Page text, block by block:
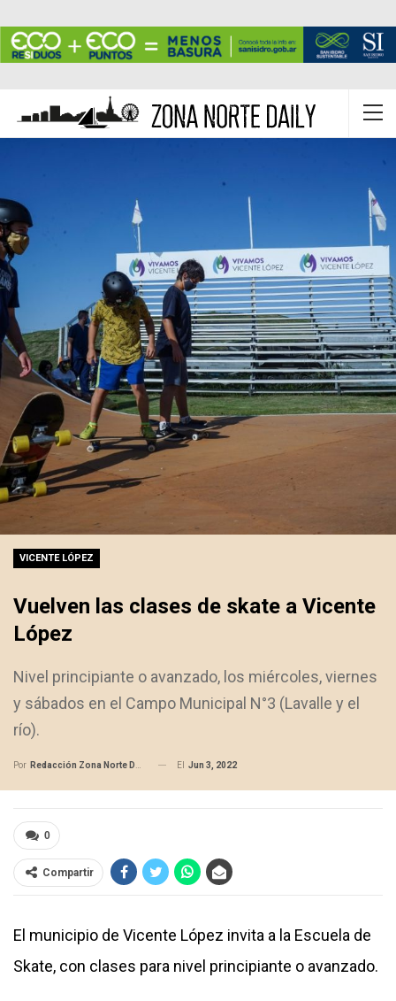
VICENTE LÓPEZ
Vuelven las clases de skate a Vicente
López
Nivel principiante o avanzado, los miércoles, viernes
y sábados en el Campo Municipal N°3 (Lavalle y el
río).
Por Redacción Zona Norte Daily El Jun 3, 2022
0
Compartir
El municipio de Vicente López invita a la Escuela de
Skate, con clases para nivel principiante o avanzado.